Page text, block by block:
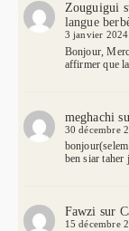
Zouguigui
langue
3 janvier 2024
Bonjour,
affirmer que
meghachi
30 décembre
ben siar
Fawzi sur
15 décembre